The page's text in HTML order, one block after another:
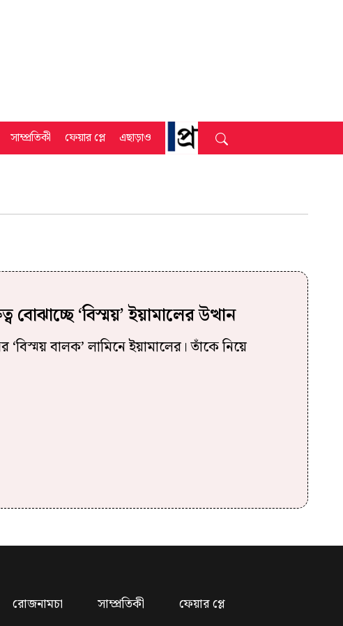
সাম্প্রতিকী ফেয়ার প্লে এছাড়াও
বোঝাচ্ছে ‘বিস্ময়’ ইয়ামালের উত্থান
বালক’ লামিনে ইয়ামালের। তাঁকে নিয়ে
রোজনামচা সাম্প্রতিকী ফেয়ার প্লে